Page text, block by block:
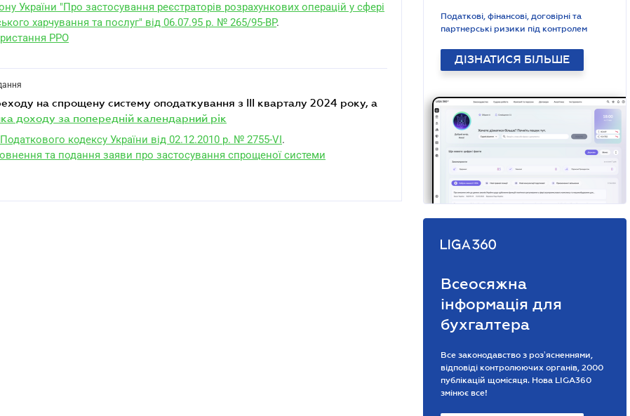
України "Про застосування реєстраторів розрахункових операцій у сфері
харчування та послуг" від 06.07.95 р. № 265/95-ВР.
РРО
на спрощену систему оподаткування з III кварталу 2024 року, а
доходу за попередній календарний рік
кодексу України від 02.12.2010 р. № 2755-VI.
та подання заяви про застосування спрощеної системи
Податкові, фінансові, договірні та
партнерські ризики під контролем
ДІЗНАТИСЯ БІЛЬШЕ
Всеосяжна
інформація для
бухгалтера
Все законодавство з розʼясненнями,
відповіді контролюючих органів, 2000
публікацій щомісяця. Нова LIGA360
змінює все!